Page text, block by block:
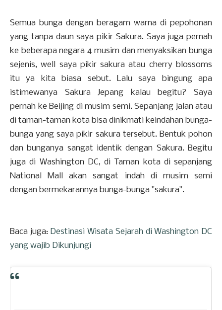
Semua bunga dengan beragam warna di pepohonan
yang tanpa daun saya pikir Sakura. Saya juga pernah
ke beberapa negara 4 musim dan menyaksikan bunga
sejenis, well saya pikir sakura atau cherry blossoms
itu ya kita biasa sebut. Lalu saya bingung apa
istimewanya Sakura Jepang kalau begitu? Saya
pernah ke Beijing di musim semi. Sepanjang jalan atau
di taman-taman kota bisa dinikmati keindahan bunga-
bunga yang saya pikir sakura tersebut. Bentuk pohon
dan bunganya sangat identik dengan Sakura. Begitu
juga di Washington DC, di Taman kota di sepanjang
National Mall akan sangat indah di musim semi
dengan bermekarannya bunga-bunga "sakura".
Baca juga: Destinasi Wisata Sejarah di Washington DC
yang wajib Dikunjungi